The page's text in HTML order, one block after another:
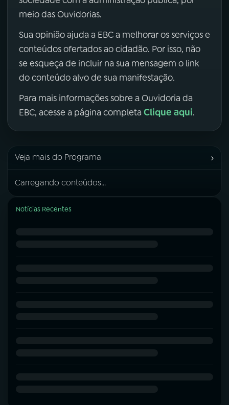
meio das Ouvidorias.
Sua opinião ajuda a EBC a melhorar os serviços e
conteúdos ofertados ao cidadão. Por isso, não
se esqueça de incluir na sua mensagem o link
do conteúdo alvo de sua manifestação.
Para mais informações sobre a Ouvidoria da
EBC, acesse a página completa Clique aqui.
Veja mais do Programa ›
Carregando conteúdos...
Notícias Recentes